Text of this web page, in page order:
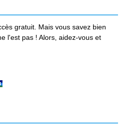
gratuit. Mais vous savez bien
l'est pas ! Alors, aidez-vous et